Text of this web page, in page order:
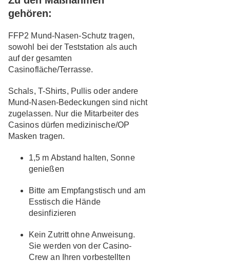
gehören:
FFP2 Mund-Nasen-Schutz tragen,
sowohl bei der Teststation als auch
auf der gesamten
Casinofläche/Terrasse.
Schals, T-Shirts, Pullis oder andere
Mund-Nasen-Bedeckungensind nicht
zugelassen. Nur die Mitarbeiter des
Casinos dürfen medizinische/OP
Masken tragen.
1,5 m Abstand halten, Sonne
genießen
Bitte am Empfangstisch und am
Esstisch die Hände
desinfizieren
Kein Zutritt ohne Anweisung.
Sie werden von der Casino-
Crew an Ihren vorbestellten